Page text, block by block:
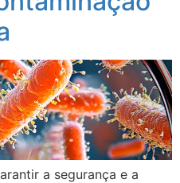
a segurança e a